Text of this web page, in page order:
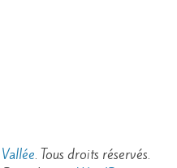
. Tous droits réservés.